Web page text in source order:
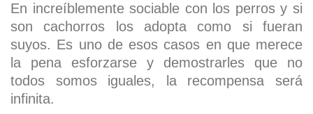
En increíblemente sociable con los perros y si
son cachorros los adopta como si fueran
suyos. Es uno de esos casos en que merece
la pena esforzarse y demostrarles que no
todos somos iguales, la recompensa será
infinita.